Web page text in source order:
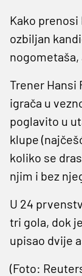
Kako
ozbiljan
nogometaša,
Trener Hansi
igrača u
poglavito u
klupe
koliko se
njim i bez
U 24
tri gola, dok
upisao dvije
(Foto: